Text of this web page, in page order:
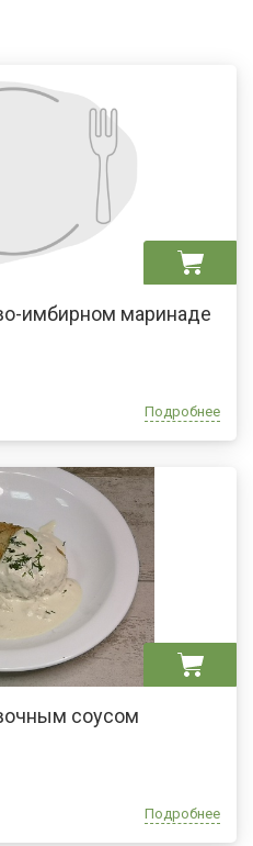
имбирном маринаде
Подробнее
соусом
Подробнее